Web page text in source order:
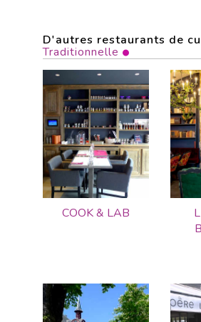
D'autres restaurants de
Traditionnelle
COOK & LAB